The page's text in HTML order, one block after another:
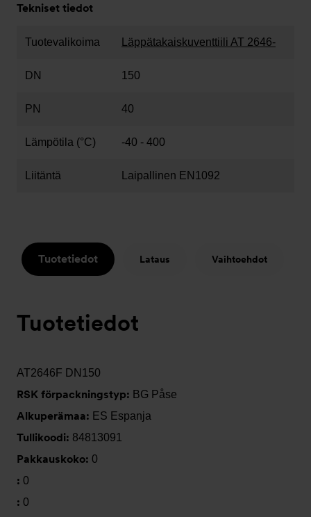
Tekniset tiedot
Tuotevalikoima Läppätakaiskuventtiili AT 2646-
DN 150
PN 40
Lämpötila (°C) -40 - 400
Liitäntä Laipallinen EN1092
Tuotetiedot Lataus Vaihtoehdot
Tuotetiedot
AT2646F DN150
RSK förpackningstyp: BG Påse
Alkuperämaa: ES Espanja
Tullikoodi: 84813091
Pakkauskoko: 0
: 0
: 0